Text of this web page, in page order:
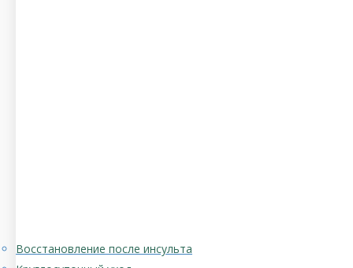
Восстановление после инсульта